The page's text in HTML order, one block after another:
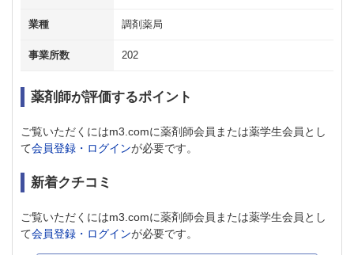
業種 調剤薬局
事業所数 202
薬剤師が評価するポイント
ご覧いただくにはm3.comに薬剤師会員または薬学生会員とし
て会員登録・ログインが必要です。
新着クチコミ
ご覧いただくにはm3.comに薬剤師会員または薬学生会員とし
て会員登録・ログインが必要です。